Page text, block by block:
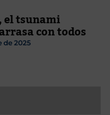
el tsunami
con todos
de 2025